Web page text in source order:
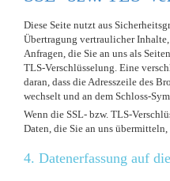
Diese Seite nutzt aus
Übertragung vertraulicher
Anfragen, die Sie an uns als
TLS-Verschlüsselung. Eine
daran, dass die Adresszeile des
wechselt und an dem Schloss-
Wenn die SSL- bzw. TLS-
Daten, die Sie an uns
4. Datenerfassung auf